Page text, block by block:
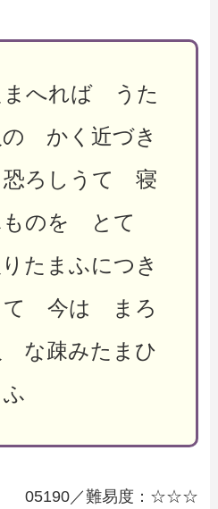
まへれば うた
の かく近づき
ろしうて 寝
ものを とて
たまふにつき
て 今は まろ
な疎みたまひ
05190／難易度：☆☆☆